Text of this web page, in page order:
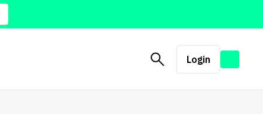
Login